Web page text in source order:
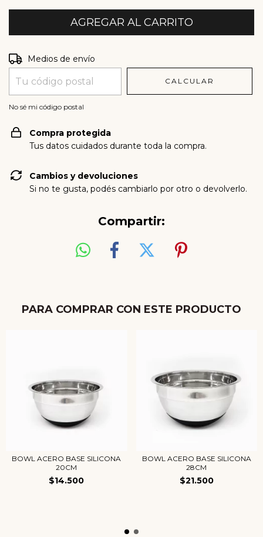
Entregas para el CP:
Medios de envío
CALCULAR
No sé mi código postal
Compra protegida
Tus datos cuidados durante toda la compra.
Cambios y devoluciones
Si no te gusta, podés cambiarlo por otro o devolverlo.
Compartir:
PARA COMPRAR CON ESTE PRODUCTO
BOWL ACERO BASE SILICONA
20CM
$14.500
BOWL ACERO BASE SILICONA
28CM
$21.500